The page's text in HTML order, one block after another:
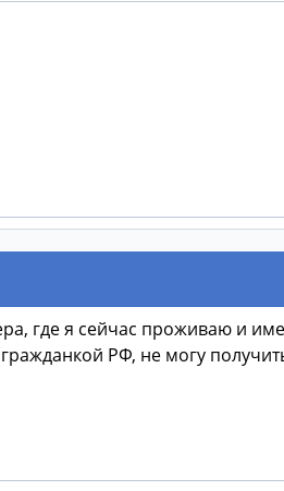
где я сейчас проживаю и
РФ, не могу